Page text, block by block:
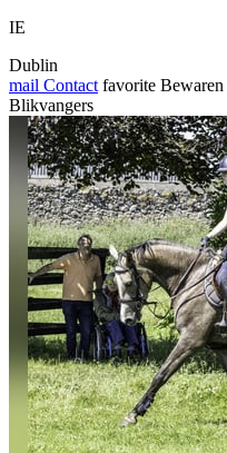
IE
Dublin
mail Contact favorite Bewaren
Blikvangers